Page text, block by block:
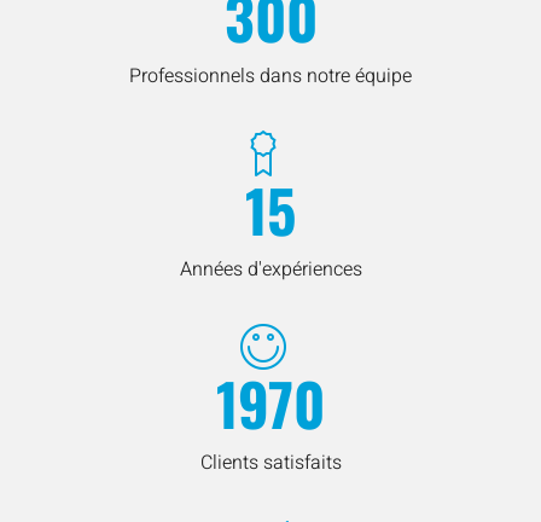
Professionnels dans notre équipe
15
Années d'expériences
1970
Clients satisfaits